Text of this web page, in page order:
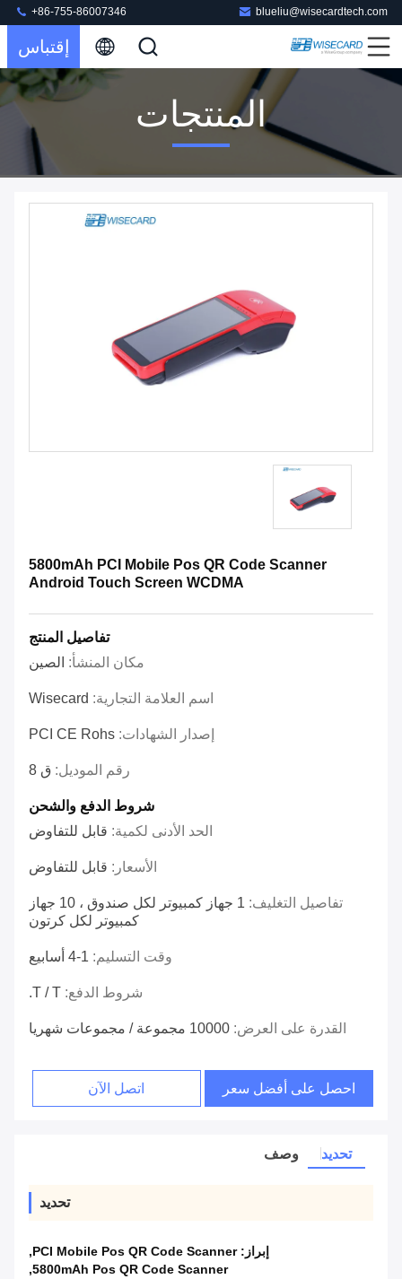
blueliu@wisecardtech.com
+86-755-86007346
إقتباس
المنتجات
5800mAh PCI Mobile Pos QR Code Scanner
Android Touch Screen WCDMA
تفاصيل المنتج
مكان المنشأ: الصين
اسم العلامة التجارية: Wisecard
إصدار الشهادات: PCI CE Rohs
رقم الموديل: ق 8
شروط الدفع والشحن
الحد الأدنى لكمية: قابل للتفاوض
الأسعار: قابل للتفاوض
تفاصيل التغليف:
1 جهاز كمبيوتر لكل صندوق ، 10 جهاز
كمبيوتر لكل كرتون
وقت التسليم: 1-4 أسابيع
شروط الدفع: T / T.
القدرة على العرض: 10000 مجموعة / مجموعات شهريا
احصل على أفضل سعر اتصل الآن
تحديد وصف
تحديد
إبراز:PCI Mobile Pos QR Code Scanner
,
5800mAh Pos QR Code Scanner
,